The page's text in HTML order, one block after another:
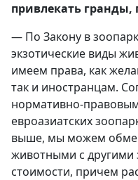
привлекать гранды,
— По Закону в
экзотические виды
имеем права, как
так и иностранцам.
нормативно-
евроазиатских
выше, мы можем
животными с другими
стоимости, причем